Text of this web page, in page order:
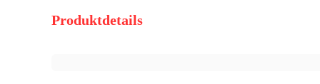
Produktdetails